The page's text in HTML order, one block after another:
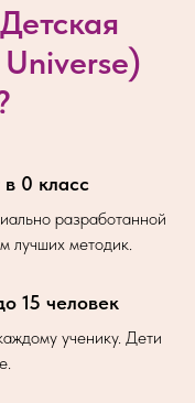
0 класс
разработанной
лучших методик.
15 человек
ученику. Дети